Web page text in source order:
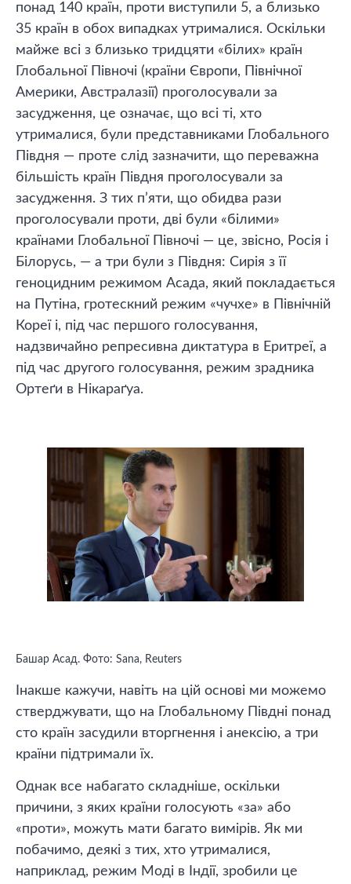
понад 140 країн, проти виступили 5, а близько
35 країн в обох випадках утрималися. Оскільки
майже всі з близько тридцяти «білих» країн
Глобальної Півночі (країни Європи, Північної
Америки, Австралазії) проголосували за
засудження, це означає, що всі ті, хто
утрималися, були представниками Глобального
Півдня — проте слід зазначити, що переважна
більшість країн Півдня проголосували за
засудження. З тих п’яти, що обидва рази
проголосували проти, дві були «білими»
країнами Глобальної Півночі — це, звісно, Росія і
Білорусь, — а три були з Півдня: Сирія з її
геноцидним режимом Асада, який покладається
на Путіна, гротескний режим «чучхе» в Північній
Кореї і, під час першого голосування,
надзвичайно репресивна диктатура в Еритреї, а
під час другого голосування, режим зрадника
Ортеґи в Нікараґуа.
Башар Асад. Фото: Sana, Reuters
Інакше кажучи, навіть на цій основі ми можемо
стверджувати, що на Глобальному Півдні понад
сто країн засудили вторгнення і анексію, а три
країни підтримали їх.
Однак все набагато складніше, оскільки
причини, з яких країни голосують «за» або
«проти», можуть мати багато вимірів. Як ми
побачимо, деякі з тих, хто утрималися,
наприклад, режим Моді в Індії, зробили це